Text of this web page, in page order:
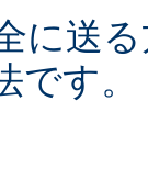
に送
です。